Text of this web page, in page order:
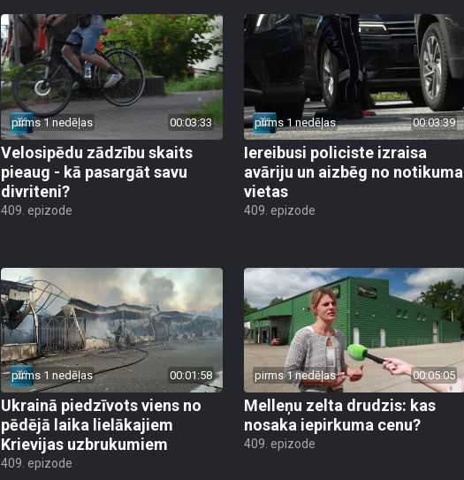
pirms 1 nedēļas 00:03:33
Velosipēdu zādzību skaits
pieaug - kā pasargāt savu
divriteni?
409. epizode
pirms 1 nedēļas 00:03:39
Iereibusi policiste izraisa
avāriju un aizbēg no notikuma
vietas
409. epizode
pirms 1 nedēļas 00:01:58
Ukrainā piedzīvots viens no
pēdējā laika lielākajiem
Krievijas uzbrukumiem
409. epizode
pirms 1 nedēļas 00:05:05
Melleņu zelta drudzis: kas
nosaka iepirkuma cenu?
409. epizode